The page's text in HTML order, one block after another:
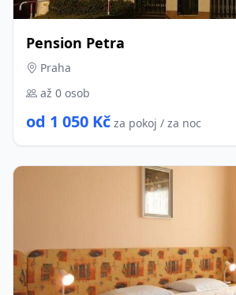
Pension Petra
Praha
až 0 osob
od 1 050 Kč za pokoj / za noc